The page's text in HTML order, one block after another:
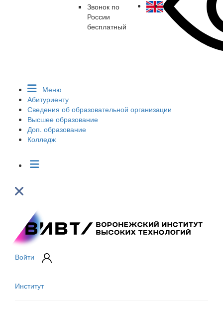
Звонок по
России
бесплатный
Меню
Абитуриенту
Сведения об образовательной организации
Высшее образование
Доп. образование
Колледж
Войти
Институт